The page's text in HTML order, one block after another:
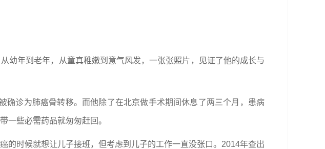
幼年到老年，从童真稚嫩到意气风发，一张张照片，见证了他的成长与
诊为肺癌骨转移。而他除了在北京做手术期间休息了两三个月，患病
一些必需药品就匆匆赶回。
的时候就想让儿子接班，但考虑到儿子的工作一直没张口。2014年查出